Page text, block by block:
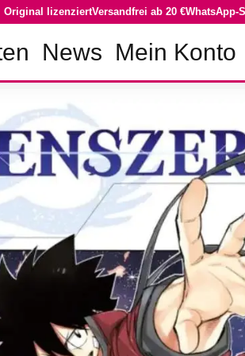
Original lizenziertVersandfrei ab 20 €WhatsApp-
News Mein Konto